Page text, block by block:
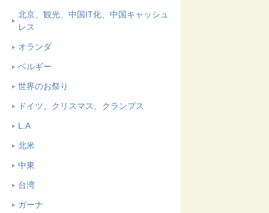
北京、観光、中国IT化、中国キャッシュ
レス
オランダ
ベルギー
世界のお祭り
ドイツ、クリスマス、クランプス
L.A
北米
中東
台湾
ガーナ